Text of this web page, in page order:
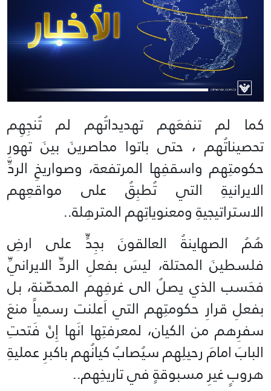
كما لم تنفعَهم تهديداتُهم لم تُنجِهِم
تحصيناتُهم ، حتى باتوا محاصرينَ بينَ تهورِ
حكومتِهم واسقفِها المرتفعة، وصواريخِ الردِّ
الايرانيةِ التي تُطبِقُ على مواقعِهم
الاستراتيجيةِ ومعنوياتِهم المترهِلة..
هُمُ الصهاينةُ العالقونَ بجِدٍّ على ارضِ
فلسطينَ المحتلة، ليسَ بفعلِ الردِّ الايرانيِّ
فحَسب الذي يصلُ الى غرفِهم المحصّنة، بل
بفعلِ قرارِ حكومتِهم التي اَعلنت رسمياً منعَ
سفرِهم من الكيان، لمعرفتِها انَها إِنْ فَتحتِ
البابَ امامَ رحيلِهم سيُصابُ كيانُهم باكبرِ عمليةِ
هروبٍ غيرِ مسبوقةٍ في تاريخِهم..